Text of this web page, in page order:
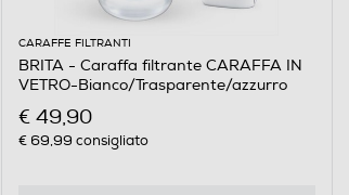
CARAFFE FILTRANTI
BRITA - Caraffa filtrante CARAFFA IN
VETRO-Bianco/Trasparente/azzurro
€ 49,90
€ 69,99 consigliato